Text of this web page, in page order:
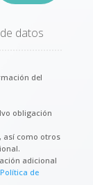
datos
del
obligación
así como otros
adicional
Política de